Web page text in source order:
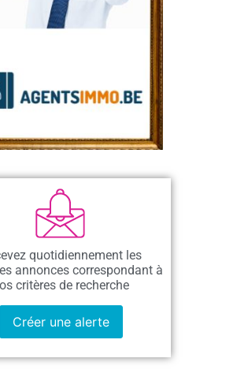
quotidiennement les
annonces correspondant à
critères de recherche
Créer une alerte